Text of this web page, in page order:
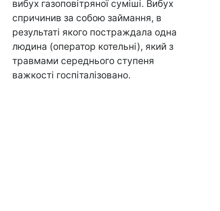
вибух газоповітряної суміші. Вибух
спричинив за собою займання, в
результаті якого постраждала одна
людина (оператор котельні), який з
травмами середнього ступеня
важкості госпіталізовано.